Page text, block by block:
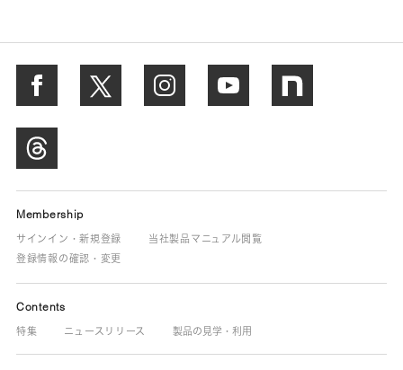
Membership
サインイン・新規登録
当社製品マニュアル閲覧
登録情報の確認・変更
Contents
特集 ニュースリリース 製品の見学・利用